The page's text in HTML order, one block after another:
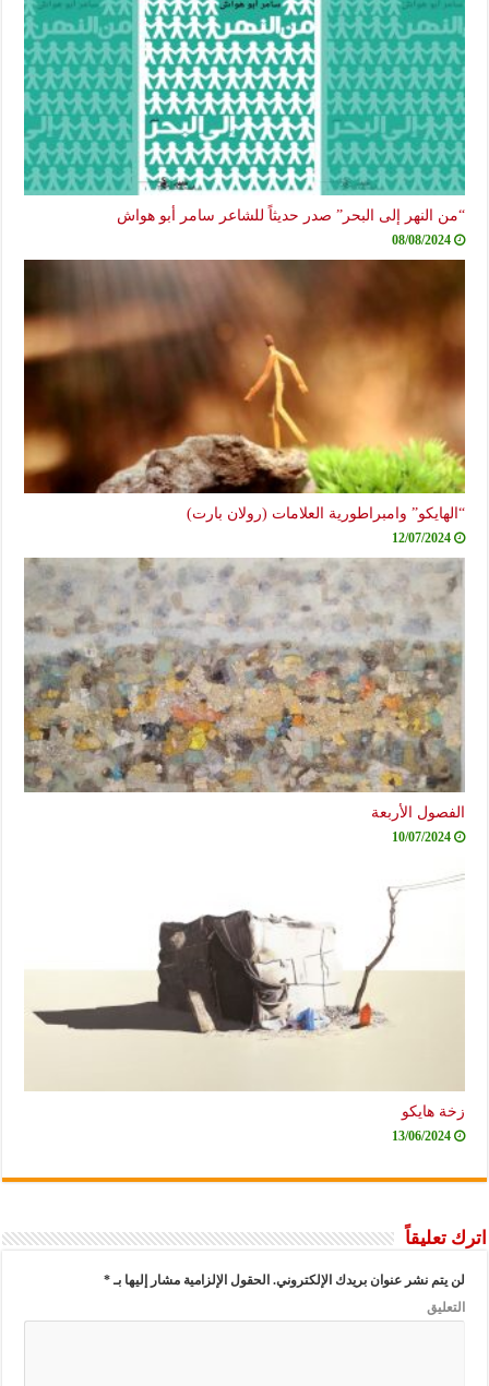
“من النهر إلى البحر” صدر حديثاً للشاعر سامر أبو هواش
08/08/2024
“الهايكو” وامبراطورية العلامات (رولان بارت)
12/07/2024
الفصول الأربعة
10/07/2024
زخة هايكو
13/06/2024
اترك تعليقاً
لن يتم نشر عنوان بريدك الإلكتروني. الحقول الإلزامية مشار إليها بـ*
التعليق